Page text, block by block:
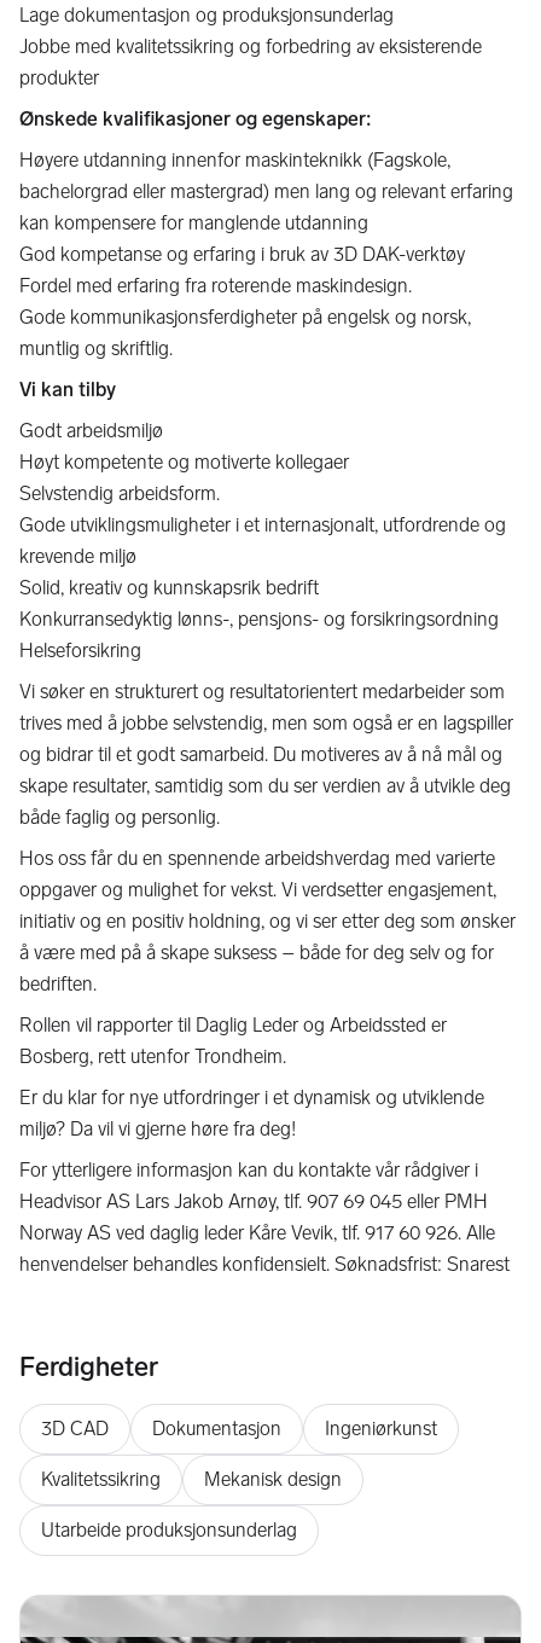
Lage dokumentasjon og produksjonsunderlag
Jobbe med kvalitetssikring og forbedring av eksisterende
produkter
Ønskede kvalifikasjoner og egenskaper:
Høyere utdanning innenfor maskinteknikk (Fagskole,
bachelorgrad eller mastergrad) men lang og relevant erfaring
kan kompensere for manglende utdanning
God kompetanse og erfaring i bruk av 3D DAK-verktøy
Fordel med erfaring fra roterende maskindesign.
Gode kommunikasjonsferdigheter på engelsk og norsk,
muntlig og skriftlig.
Vi kan tilby
Godt arbeidsmiljø
Høyt kompetente og motiverte kollegaer
Selvstendig arbeidsform.
Gode utviklingsmuligheter i et internasjonalt, utfordrende og
krevende miljø
Solid, kreativ og kunnskapsrik bedrift
Konkurransedyktig lønns-, pensjons- og forsikringsordning
Helseforsikring
Vi søker en strukturert og resultatorientert medarbeider som
trives med å jobbe selvstendig, men som også er en lagspiller
og bidrar til et godt samarbeid. Du motiveres av å nå mål og
skape resultater, samtidig som du ser verdien av å utvikle deg
både faglig og personlig.
Hos oss får du en spennende arbeidshverdag med varierte
oppgaver og mulighet for vekst. Vi verdsetter engasjement,
initiativ og en positiv holdning, og vi ser etter deg som ønsker
å være med på å skape suksess – både for deg selv og for
bedriften.
Rollen vil rapporter til Daglig Leder og Arbeidssted er
Bosberg, rett utenfor Trondheim.
Er du klar for nye utfordringer i et dynamisk og utviklende
miljø? Da vil vi gjerne høre fra deg!
For ytterligere informasjon kan du kontakte vår rådgiver i
Headvisor AS Lars Jakob Arnøy, tlf. 907 69 045 eller PMH
Norway AS ved daglig leder Kåre Vevik, tlf. 917 60 926. Alle
henvendelser behandles konfidensielt. Søknadsfrist: Snarest
Ferdigheter
3D CAD Dokumentasjon Ingeniørkunst
Kvalitetssikring Mekanisk design
Utarbeide produksjonsunderlag